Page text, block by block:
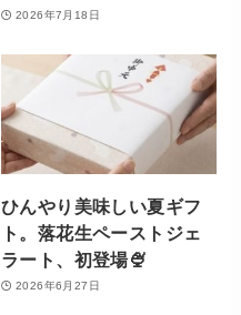
2026年7月18日
ひんやり美味しい夏ギフ
ト。落花生ペーストジェ
ラート、初登場🍨
2026年6月27日